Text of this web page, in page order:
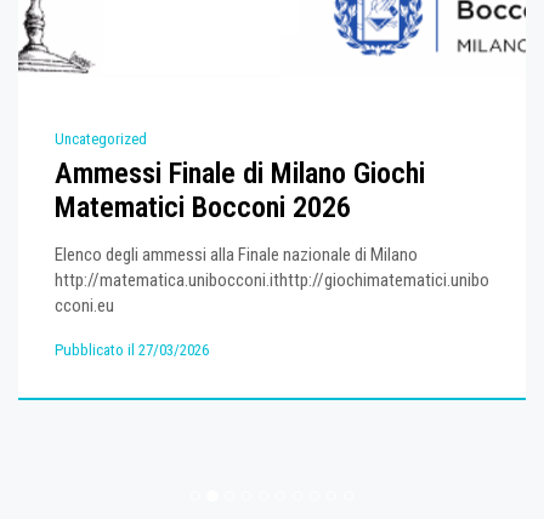
Uncategorized
Ammessi Finale di Milano Giochi
Matematici Bocconi 2026
Elenco degli ammessi alla Finale nazionale di Milano
http://matematica.unibocconi.ithttp://giochimatematici.unibo
cconi.eu
Pubblicato il 27/03/2026